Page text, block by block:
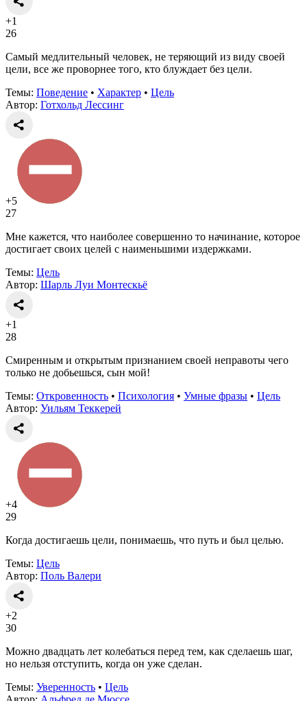
+1
26
Самый медлительный человек, не теряющий из виду своей
цели, все же проворнее того, кто блуждает без цели.
Темы: Поведение • Характер • Цель
Автор: Готхольд Лессинг
+5
27
Мне кажется, что наиболее совершенно то начинание, которое
достигает своих целей с наименьшими издержками.
Темы: Цель
Автор: Шарль Луи Монтескьё
+1
28
Смиренным и открытым признанием своей неправоты чего
только не добьешься, сын мой!
Темы: Откровенность • Психология • Умные фразы • Цель
Автор: Уильям Теккерей
+4
29
Когда достигаешь цели, понимаешь, что путь и был целью.
Темы: Цель
Автор: Поль Валери
+2
30
Можно двадцать лет колебаться перед тем, как сделаешь шаг,
но нельзя отступить, когда он уже сделан.
Темы: Уверенность • Цель